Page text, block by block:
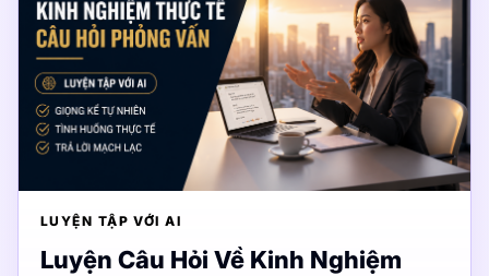
LUYỆN TẬP VỚI AI
Luyện Câu Hỏi Về Kinh Nghiệm